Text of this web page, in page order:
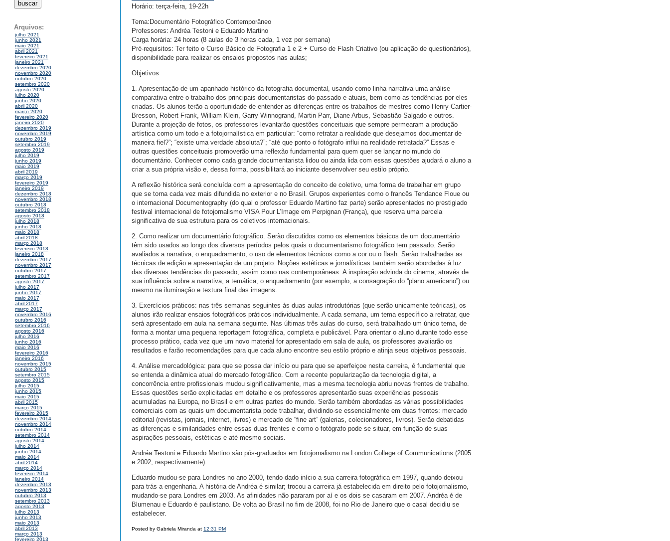
Arquivos:
julho 2021
junho 2021
maio 2021
abril 2021
fevereiro 2021
janeiro 2021
dezembro 2020
novembro 2020
outubro 2020
setembro 2020
agosto 2020
julho 2020
junho 2020
abril 2020
março 2020
fevereiro 2020
janeiro 2020
dezembro 2019
novembro 2019
outubro 2019
setembro 2019
agosto 2019
julho 2019
junho 2019
maio 2019
abril 2019
março 2019
fevereiro 2019
janeiro 2019
dezembro 2018
novembro 2018
outubro 2018
setembro 2018
agosto 2018
julho 2018
junho 2018
maio 2018
abril 2018
março 2018
fevereiro 2018
janeiro 2018
dezembro 2017
novembro 2017
outubro 2017
setembro 2017
agosto 2017
julho 2017
junho 2017
maio 2017
abril 2017
março 2017
novembro 2016
outubro 2016
setembro 2016
agosto 2016
julho 2016
junho 2016
maio 2016
fevereiro 2016
janeiro 2016
novembro 2015
outubro 2015
setembro 2015
agosto 2015
julho 2015
junho 2015
maio 2015
abril 2015
março 2015
fevereiro 2015
dezembro 2014
novembro 2014
outubro 2014
setembro 2014
agosto 2014
julho 2014
junho 2014
maio 2014
abril 2014
março 2014
fevereiro 2014
janeiro 2014
dezembro 2013
novembro 2013
outubro 2013
setembro 2013
agosto 2013
julho 2013
junho 2013
maio 2013
abril 2013
março 2013
fevereiro 2013
Horário: terça-feira, 19-22h
Tema:Documentário Fotográfico Contemporâneo
Professores: Andréa Testoni e Eduardo Martino
Carga horária: 24 horas (8 aulas de 3 horas cada, 1 vez por semana)
Pré-requisitos: Ter feito o Curso Básico de Fotografia 1 e 2 + Curso de Flash Criativo (ou aplicação de questionários),
disponibilidade para realizar os ensaios propostos nas aulas;
Objetivos
1. Apresentação de um apanhado histórico da fotografia documental, usando como linha narrativa uma análise
comparativa entre o trabalho dos principais documentaristas do passado e atuais, bem como as tendências por eles
criadas. Os alunos terão a oportunidade de entender as diferenças entre os trabalhos de mestres como Henry Cartier-
Bresson, Robert Frank, William Klein, Garry Winnogrand, Martin Parr, Diane Arbus, Sebastião Salgado e outros.
Durante a projeção de fotos, os professores levantarão questões conceituais que sempre permearam a produção
artística como um todo e a fotojornalística em particular: “como retratar a realidade que desejamos documentar de
maneira fiel?”; “existe uma verdade absoluta?”; “até que ponto o fotógrafo influi na realidade retratada?” Essas e
outras questões conceituais promoverão uma reflexão fundamental para quem quer se lançar no mundo do
documentário. Conhecer como cada grande documentarista lidou ou ainda lida com essas questões ajudará o aluno a
criar a sua própria visão e, dessa forma, possibilitará ao iniciante desenvolver seu estilo próprio.
A reflexão histórica será concluída com a apresentação do conceito de coletivo, uma forma de trabalhar em grupo
que se torna cada vez mais difundida no exterior e no Brasil. Grupos experientes como o francês Tendance Floue ou
o internacional Documentography (do qual o professor Eduardo Martino faz parte) serão apresentados no prestigiado
festival internacional de fotojornalismo VISA Pour L’Image em Perpignan (França), que reserva uma parcela
significativa de sua estrutura para os coletivos internacionais.
2. Como realizar um documentário fotográfico. Serão discutidos como os elementos básicos de um documentário
têm sido usados ao longo dos diversos períodos pelos quais o documentarismo fotográfico tem passado. Serão
avaliados a narrativa, o enquadramento, o uso de elementos técnicos como a cor ou o flash. Serão trabalhadas as
técnicas de edição e apresentação de um projeto. Noções estéticas e jornalísticas também serão abordadas à luz
das diversas tendências do passado, assim como nas contemporâneas. A inspiração advinda do cinema, através de
sua influência sobre a narrativa, a temática, o enquadramento (por exemplo, a consagração do “plano americano”) ou
mesmo na iluminação e textura final das imagens.
3. Exercícios práticos: nas três semanas seguintes às duas aulas introdutórias (que serão unicamente teóricas), os
alunos irão realizar ensaios fotográficos práticos individualmente. A cada semana, um tema específico a retratar, que
será apresentado em aula na semana seguinte. Nas últimas três aulas do curso, será trabalhado um único tema, de
forma a montar uma pequena reportagem fotográfica, completa e publicável. Para orientar o aluno durante todo esse
processo prático, cada vez que um novo material for apresentado em sala de aula, os professores avaliarão os
resultados e farão recomendações para que cada aluno encontre seu estilo próprio e atinja seus objetivos pessoais.
4. Análise mercadológica: para que se possa dar início ou para que se aperfeiçoe nesta carreira, é fundamental que
se entenda a dinâmica atual do mercado fotográfico. Com a recente popularização da tecnologia digital, a
concorrência entre profissionais mudou significativamente, mas a mesma tecnologia abriu novas frentes de trabalho.
Essas questões serão explicitadas em detalhe e os professores apresentarão suas experiências pessoais
acumuladas na Europa, no Brasil e em outras partes do mundo. Serão também abordadas as várias possibilidades
comerciais com as quais um documentarista pode trabalhar, dividindo-se essencialmente em duas frentes: mercado
editorial (revistas, jornais, internet, livros) e mercado de “fine art” (galerias, colecionadores, livros). Serão debatidas
as diferenças e similaridades entre essas duas frentes e como o fotógrafo pode se situar, em função de suas
aspirações pessoais, estéticas e até mesmo sociais.
Andréa Testoni e Eduardo Martino são pós-graduados em fotojornalismo na London College of Communications (2005
e 2002, respectivamente).
Eduardo mudou-se para Londres no ano 2000, tendo dado início a sua carreira fotográfica em 1997, quando deixou
para trás a engenharia. A história de Andréa é similar; trocou a carreira já estabelecida em direito pelo fotojornalismo,
mudando-se para Londres em 2003. As afinidades não pararam por aí e os dois se casaram em 2007. Andréa é de
Blumenau e Eduardo é paulistano. De volta ao Brasil no fim de 2008, foi no Rio de Janeiro que o casal decidiu se
estabelecer.
Posted by Gabriela Miranda at 12:31 PM